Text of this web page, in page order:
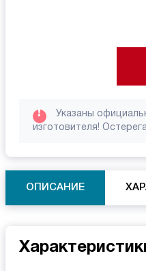
!
Указаны
изготовителя!
ОПИСАНИЕ